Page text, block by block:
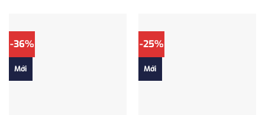
-36%
Mới
-25%
Mới